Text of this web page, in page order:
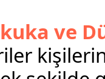
ve